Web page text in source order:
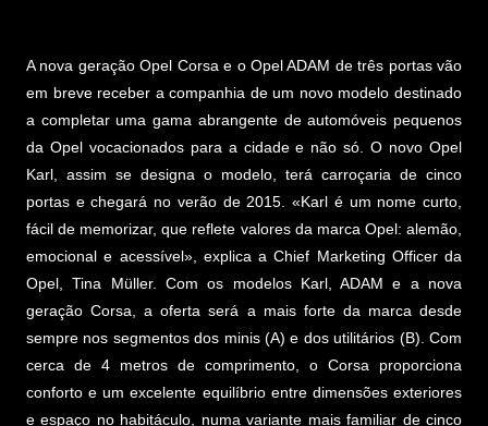
A nova geração Opel Corsa e o Opel ADAM de três portas vão
em breve receber a companhia de um novo modelo destinado
a completar uma gama abrangente de automóveis pequenos
da Opel vocacionados para a cidade e não só. O novo Opel
Karl, assim se designa o modelo, terá carroçaria de cinco
portas e chegará no verão de 2015. «Karl é um nome curto,
fácil de memorizar, que reflete valores da marca Opel: alemão,
emocional e acessível», explica a Chief Marketing Officer da
Opel, Tina Müller. Com os modelos Karl, ADAM e a nova
geração Corsa, a oferta será a mais forte da marca desde
sempre nos segmentos dos minis (A) e dos utilitários (B). Com
cerca de 4 metros de comprimento, o Corsa proporciona
conforto e um excelente equilíbrio entre dimensões exteriores
e espaço no habitáculo, numa variante mais familiar de cinco